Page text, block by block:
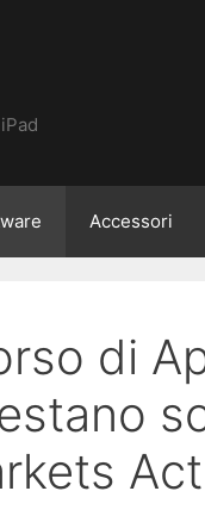
Accessori
di
Act